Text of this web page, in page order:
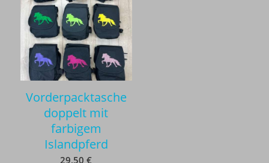
Vorderpacktasche
doppelt mit
farbigem
Islandpferd
29,50€